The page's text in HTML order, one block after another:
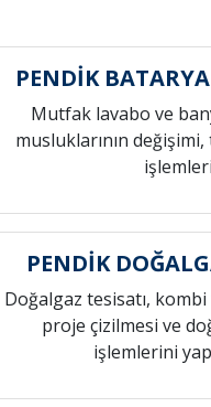
PENDİK
Mutfak lavabo ve
musluklarının
işlemleri
PENDİK
Doğalgaz tesisatı,
proje çizilmesi ve
işlemlerini